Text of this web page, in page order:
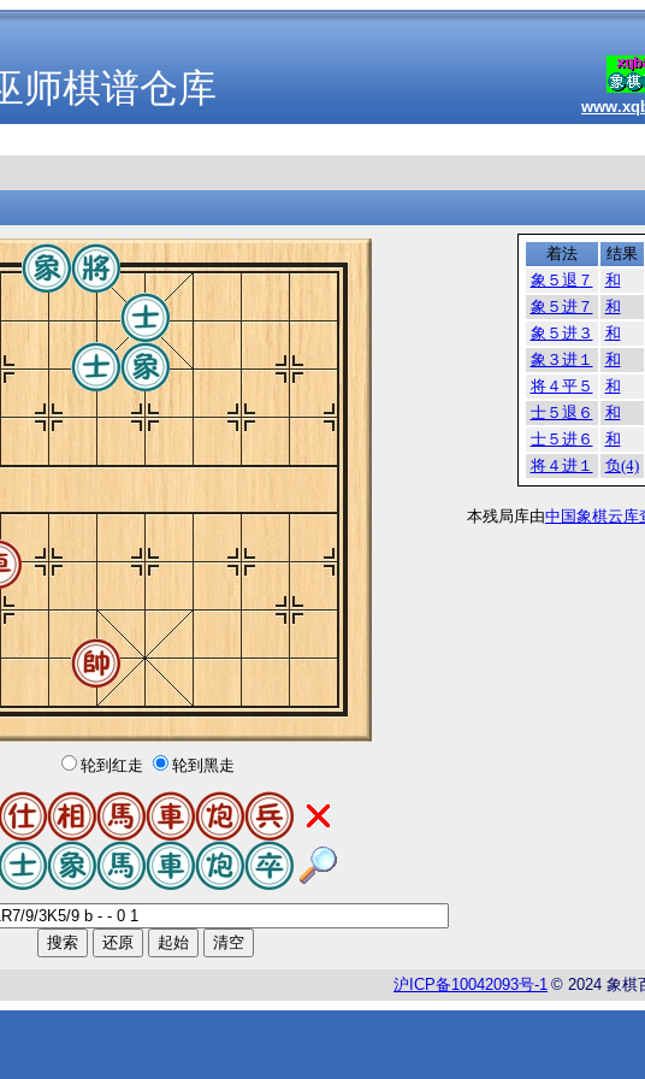
师棋谱仓库
轮到红走 轮到黑走
着法
结果
象５退７
和
象５进７
和
象５进３
和
象３进１
和
将４平５
和
士５退６
和
士５进６
和
将４进１
负(4)
本残局库由中国象棋云库
沪 ICP备10042093号-1 © 2024 象棋